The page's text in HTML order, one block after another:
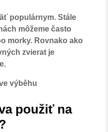
populárnym. Stále
môžeme často
morky. Rovnako ako
zvierat je
použiť na